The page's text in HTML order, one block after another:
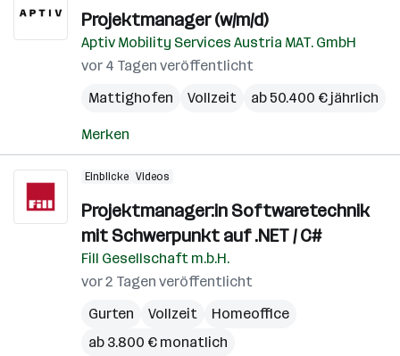
Projektmanager (w/m/d)
Aptiv Mobility Services Austria MAT. GmbH
vor 4 Tagen veröffentlicht
Mattighofen
Vollzeit ab 50.400 € jährlich
Merken
Einblicke Videos
Projektmanager:in Softwaretechnik
mit Schwerpunkt auf .NET / C#
Fill Gesellschaft m.b.H.
vor 2 Tagen veröffentlicht
Gurten
Vollzeit
Homeoffice
ab 3.800 € monatlich